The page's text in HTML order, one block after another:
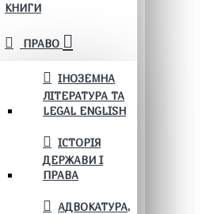
КНИГИ
ПРАВО
ІНОЗЕМНА
ЛІТЕРАТУРА ТА
LEGAL ENGLISH
ІСТОРІЯ
ДЕРЖАВИ І
ПРАВА
АДВОКАТУРА,